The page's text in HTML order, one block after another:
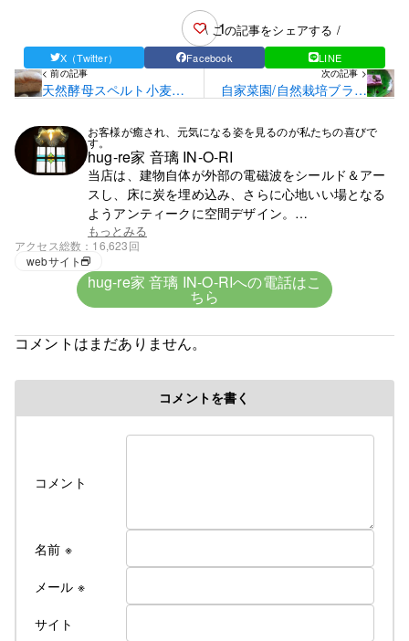
1
\ この記事をシェアする /
X（Twitter） Facebook LINE
< 前の記事
天然酵母スペルト小麦自
次の記事 >
自家菜園/自然栽培ブラッ
お客様が癒され、元気になる姿を見るのが私たちの喜びで
す。
hug-re家 音璃 IN-O-RI
当店は、建物自体が外部の電磁波をシールド＆アー
スし、床に炭を埋め込み、さらに心地いい場となる
ようアンティークに空間デザイン。
子供の頃から全く肉食をしないオーナーが作るオリ
ジナルヴィーガン食「いのち食」は、無除草剤・無
農薬・無肥料の自然栽培ものを使用し、自家製にこ
だわり、酵素たっぷり。
お客様が癒され、元気になる姿を見るのが私たちの
もっとみる
アクセス総数
16,623回
webサイト
hug-re家 音璃 IN-O-RIへの電話はこ
ちら
コメントはまだありません。
コメントを書く
コメント
名前 ※
メール ※
サイト